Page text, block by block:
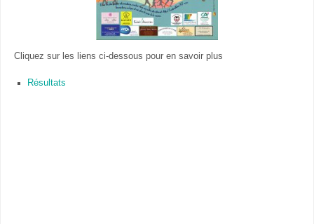
Cliquez sur les liens ci-dessous pour en savoir plus
Résultats